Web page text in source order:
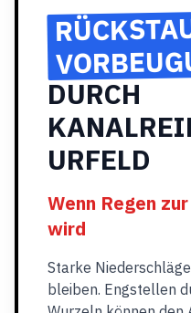
DURCH
URFELD
Wenn Regen
wird
Starke
bleiben. Engstellen